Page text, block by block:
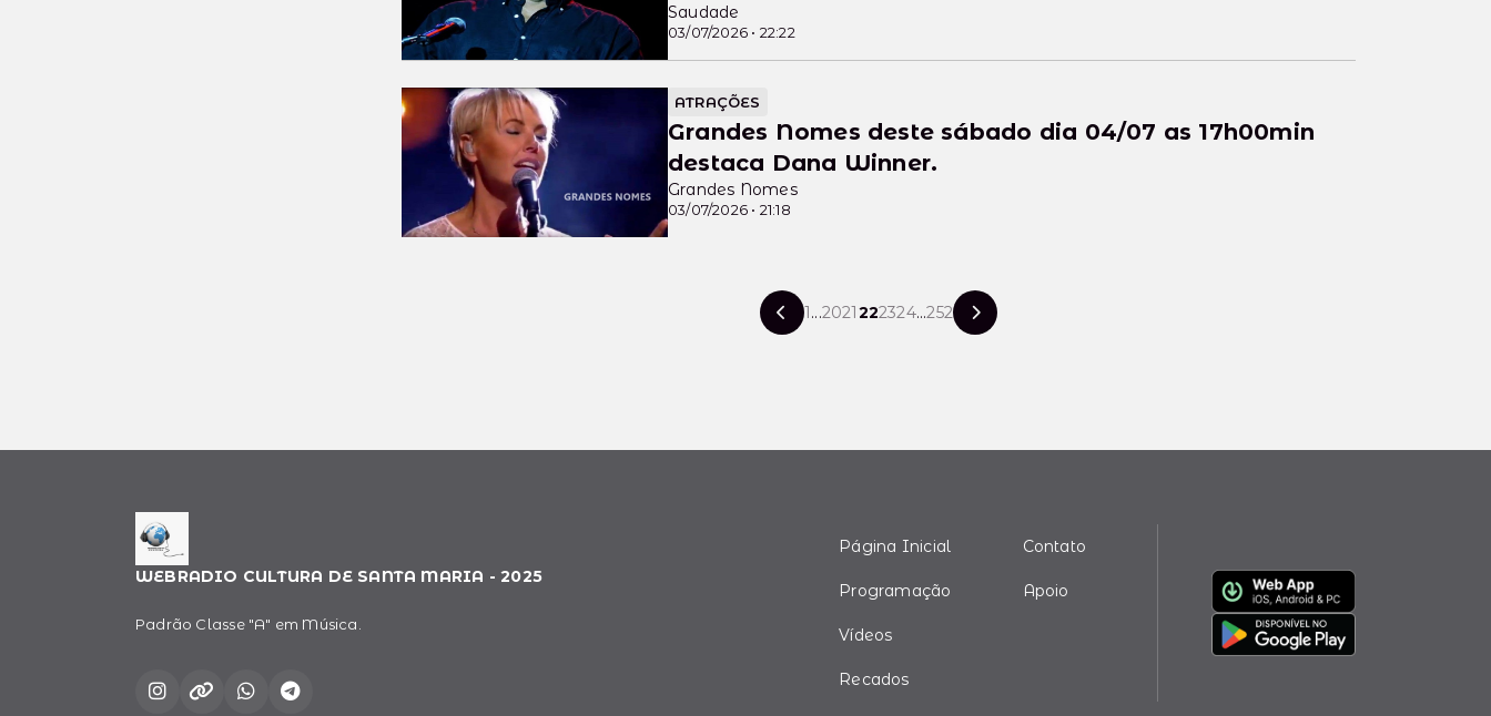
03/07/2026 • 22:22
Saudade
ATRAÇÕES
03/07/2026 • 21:18
Grandes Nomes deste sábado dia 04/07 as 17h00min
destaca Dana Winner.
Grandes Nomes
1...2021222324...252
WEBRADIO CULTURA DE SANTA MARIA - 2025
Padrão Classe "A" em Música.
Página Inicial
Programação
Vídeos
Recados
Contato
Apoio